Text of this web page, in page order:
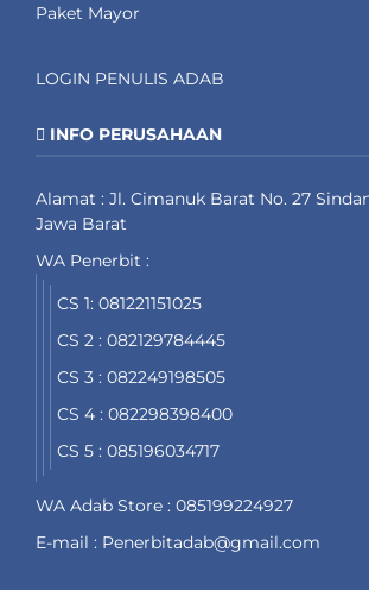
Paket Mayor
LOGIN PENULIS ADAB
INFO PERUSAHAAN
Alamat : Jl. Cimanuk Barat No. 27
Jawa Barat
WA Penerbit :
CS 1: 081221151025
CS 2 : 082129784445
CS 3 : 082249198505
CS 4 : 082298398400
CS 5 : 085196034717
WA Adab Store : 085199224927
E-mail : Penerbitadab@gmail.com